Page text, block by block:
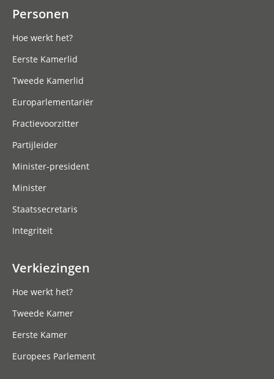
Personen
Hoe werkt het?
Eerste Kamerlid
Tweede Kamerlid
Europarlementariër
Fractievoorzitter
Partijleider
Minister-president
Minister
Staatssecretaris
Integriteit
Verkiezingen
Hoe werkt het?
Tweede Kamer
Eerste Kamer
Europees Parlement